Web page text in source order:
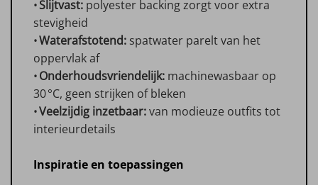
•Slijtvast: polyester backing zorgt voor extra
stevigheid
•Waterafstotend: spatwater parelt van het
oppervlak af
•Onderhoudsvriendelijk: machinewasbaar op
30 °C, geen strijken of bleken
•Veelzijdig inzetbaar:van modieuze outfits tot
interieurdetails
Inspiratie en toepassingen